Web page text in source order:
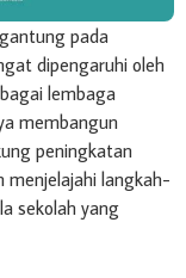
pada
dipengaruhi oleh
lembaga
membangun
peningkatan
menjelajahi langkah-
sekolah yang